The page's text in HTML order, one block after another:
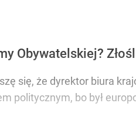
Obywatelskiej?
się, że dyrektor biura
politycznym, bo był